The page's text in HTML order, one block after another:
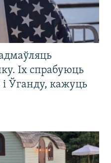
Іх спрабуюць
і Ўганду, кажуць